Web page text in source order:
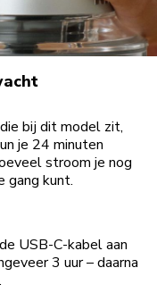
bij dit model zit,
je 24 minuten
stroom je nog
gang kunt.
USB-C-kabel aan
3 uur – daarna